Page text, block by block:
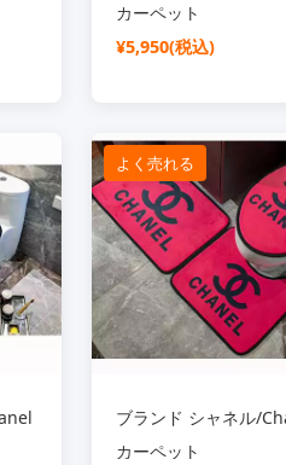
カーペット
¥5,950(税込)
よく売れる
ブランド シャネル/
カーペット